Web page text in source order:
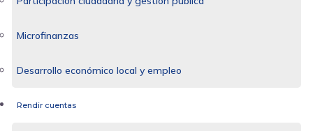
Microfinanzas
Desarrollo económico local y empleo
Rendir cuentas